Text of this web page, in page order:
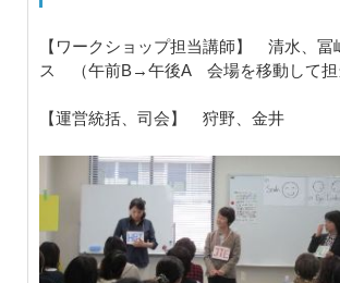
【ワークショップ担当講師】 清水、冨
ス （午前B→午後A 会場を移動して担
【運営統括、司会】 狩野、金井